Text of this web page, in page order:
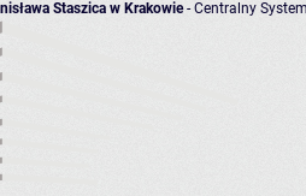
Staszica w Krakowie- Centralny